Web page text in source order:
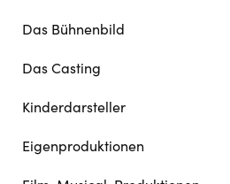
Das Bühnenbild
Das Casting
Kinderdarsteller
Eigenproduktionen